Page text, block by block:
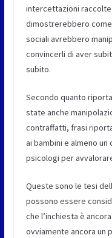
intercettazioni
dimostrerebbero
sociali avrebbero
convincerli di aver
subito.
Secondo quanto
state anche
contraffatti, frasi
ai bambini e almeno
psicologi per
Queste sono le tesi
possono essere
che l’inchiesta è
ovviamente ancora un